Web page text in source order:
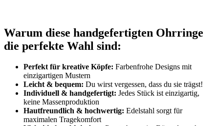
Warum diese handgefertigten Ohrringe
die perfekte Wahl sind:
Perfekt für kreative Köpfe: Farbenfrohe Designs mit
einzigartigen Mustern
Leicht & bequem: Du wirst vergessen, dass du sie trägst!
Individuell & handgefertigt: Jedes Stück ist einzigartig,
keine Massenproduktion
Hautfreundlich & hochwertig: Edelstahl sorgt für
maximalen Tragekomfort